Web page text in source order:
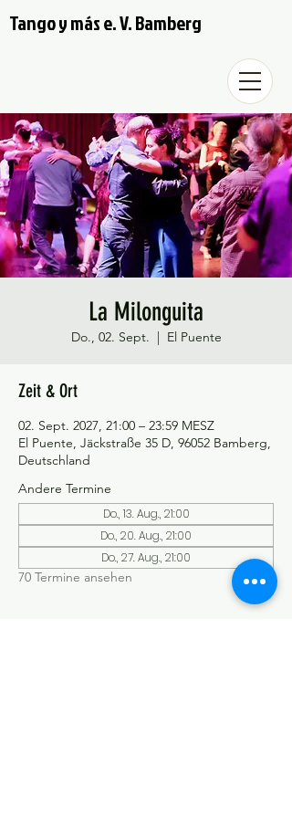
Tango y más e. V. Bamberg
La Milonguita
Do., 02. Sept.
  |
El Puente
Zeit & Ort
02. Sept. 2027, 21:00 – 23:59 MESZ
El Puente, Jäckstraße 35 D, 96052 Bamberg,
Deutschland
Andere Termine
Do., 13. Aug., 21:00
Do., 20. Aug., 21:00
Do., 27. Aug., 21:00
70 Termine ansehen